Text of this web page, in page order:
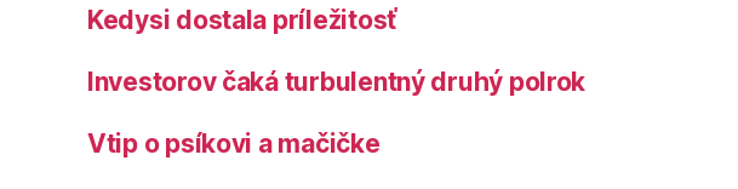
Kedysi dostala príležitosť
Investorov čaká turbulentný druhý polrok
Vtip o psíkovi a mačičke